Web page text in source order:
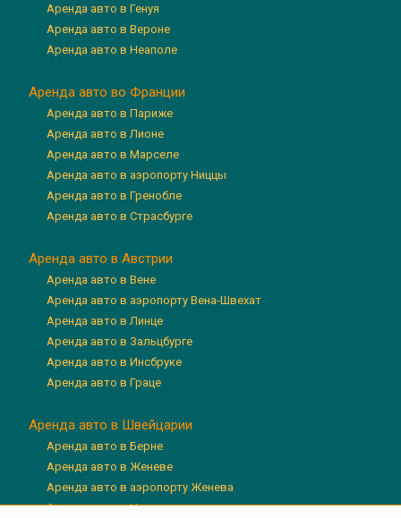
Аренда авто в Генуя
Аренда авто в Вероне
Аренда авто в Неаполе
Аренда авто во Франции
Аренда авто в Париже
Аренда авто в Лионе
Аренда авто в Марселе
Аренда авто в аэропорту Ниццы
Аренда авто в Гренобле
Аренда авто в Страсбурге
Аренда авто в Австрии
Аренда авто в Вене
Аренда авто в аэропорту Вена-Швехат
Аренда авто в Линце
Аренда авто в Зальцбурге
Аренда авто в Инсбруке
Аренда авто в Граце
Аренда авто в Швейцарии
Аренда авто в Берне
Аренда авто в Женеве
Аренда авто в аэропорту Женева
Аренда авто в Цюрихе